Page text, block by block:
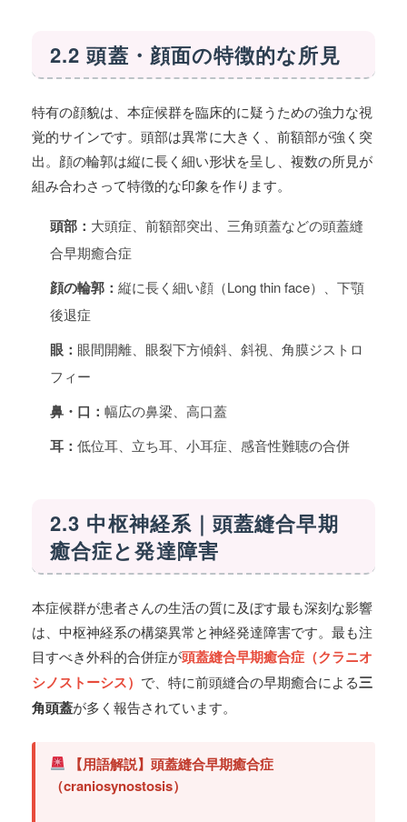
2.2 頭蓋・顔面の特徴的な所見
特有の顔貌は、本症候群を臨床的に疑うための強力な視
覚的サインです。頭部は異常に大きく、前額部が強く突
出。顔の輪郭は縦に長く細い形状を呈し、複数の所見が
組み合わさって特徴的な印象を作ります。
頭部： 大頭症、前額部突出、三角頭蓋などの頭蓋縫
合早期癒合症
顔の輪郭： 縦に長く細い顔（Long thin face）、下顎
後退症
眼： 眼間開離、眼裂下方傾斜、斜視、角膜ジストロ
フィー
鼻・口： 幅広の鼻梁、高口蓋
耳： 低位耳、立ち耳、小耳症、感音性難聴の合併
2.3 中枢神経系｜頭蓋縫合早期
癒合症と発達障害
本症候群が患者さんの生活の質に及ぼす最も深刻な影響
は、中枢神経系の構築異常と神経発達障害です。最も注
目すべき外科的合併症が頭蓋縫合早期癒合症（クラニオ
シノストーシス） で、特に前頭縫合の早期癒合による三
角頭蓋が多く報告されています。
【用語解説】頭蓋縫合早期癒合症
（craniosynostosis）